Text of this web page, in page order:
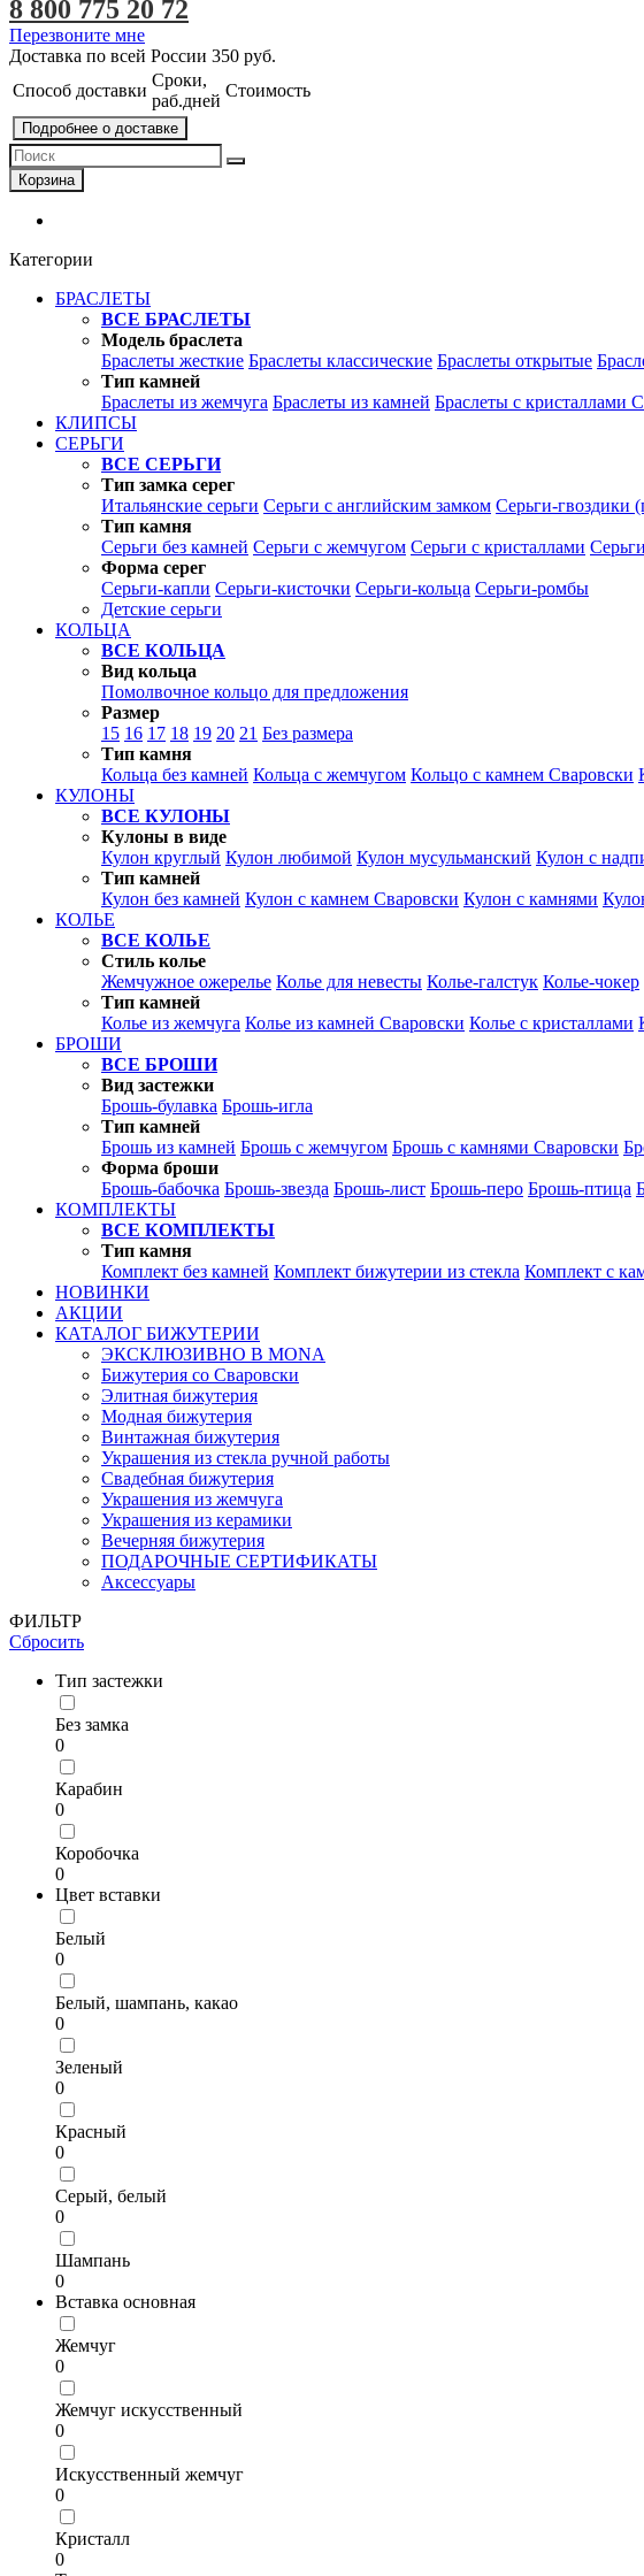
8 800 775 20 72
Перезвоните мне
Доставка по всей России 350 руб.
Способ доставки
Сроки,
раб.дней
Стоимость
Подробнее о доставке
Корзина
Категории
БРАСЛЕТЫ
ВСЕ БРАСЛЕТЫ
Модель браслета
Браслеты жесткие Браслеты классические Браслеты открытые
Тип камней
Браслеты из жемчуга Браслеты из камней Браслеты с кристаллами
КЛИПСЫ
СЕРЬГИ
ВСЕ СЕРЬГИ
Тип замка серег
Итальянские серьги Серьги с английским замком Серьги-гвоздики
Тип камня
Серьги без камней Серьги с жемчугом Серьги с кристаллами
Форма серег
Серьги-капли Серьги-кисточки Серьги-кольца Серьги-ромбы
Детские серьги
КОЛЬЦА
ВСЕ КОЛЬЦА
Вид кольца
Помолвочное кольцо для предложения
Размер
15 16 17 18 19 20 21 Без размера
Тип камня
Кольца без камней Кольца с жемчугом Кольцо с камнем Сваровски
КУЛОНЫ
ВСЕ КУЛОНЫ
Кулоны в виде
Кулон круглый Кулон любимой Кулон мусульманский Кулон с
Тип камней
Кулон без камней Кулон с камнем Сваровски Кулон с камнями
КОЛЬЕ
ВСЕ КОЛЬЕ
Стиль колье
Жемчужное ожерелье Колье для невесты Колье-галстук Колье-чокер
Тип камней
Колье из жемчуга Колье из камней Сваровски Колье с кристаллами
БРОШИ
ВСЕ БРОШИ
Вид застежки
Брошь-булавка Брошь-игла
Тип камней
Брошь из камней Брошь с жемчугом Брошь с камнями Сваровски
Форма броши
Брошь-бабочка Брошь-звезда Брошь-лист Брошь-перо Брошь-птица
КОМПЛЕКТЫ
ВСЕ КОМПЛЕКТЫ
Тип камня
Комплект без камней Комплект бижутерии из стекла Комплект с
НОВИНКИ
АКЦИИ
КАТАЛОГ БИЖУТЕРИИ
ЭКСКЛЮЗИВНО В MONA
Бижутерия со Сваровски
Элитная бижутерия
Модная бижутерия
Винтажная бижутерия
Украшения из стекла ручной работы
Свадебная бижутерия
Украшения из жемчуга
Украшения из керамики
Вечерняя бижутерия
ПОДАРОЧНЫЕ СЕРТИФИКАТЫ
Аксессуары
ФИЛЬТР
Сбросить
Тип застежки
Без замка
0
Карабин
0
Коробочка
0
Цвет вставки
Белый
0
Белый, шампань, какао
0
Зеленый
0
Красный
0
Серый, белый
0
Шампань
0
Вставка основная
Жемчуг
0
Жемчуг искусственный
0
Искусственный жемчуг
0
Кристалл
0